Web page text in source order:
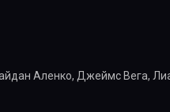
Аленко, Джеймс Вега,